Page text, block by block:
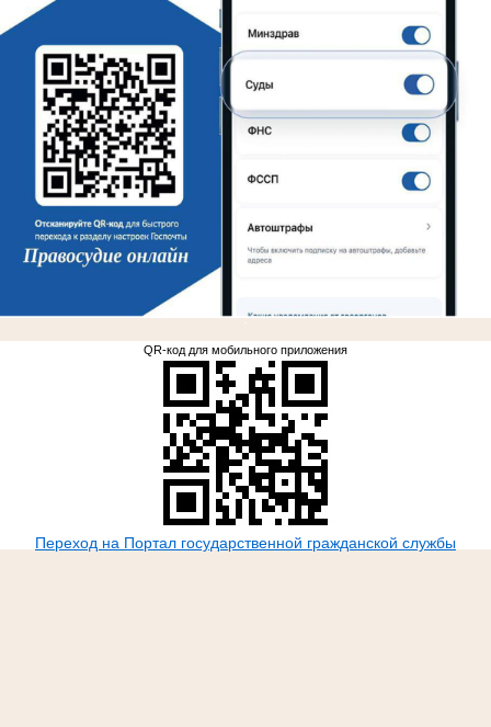
.
QR-код для мобильного приложения
Переход на Портал государственной гражданской службы